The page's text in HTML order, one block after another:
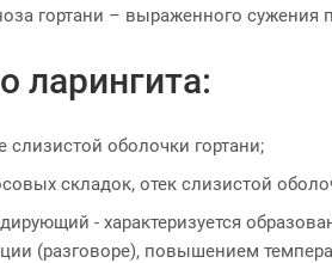
гортани – выраженного сужения
ларингита:
слизистой оболочки гортани;
складок, отек слизистой
- характеризуется
(разговоре), повышением